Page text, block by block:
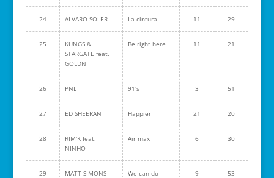
24 ALVARO SOLER La cintura 11 29
25
KUNGS &
STARGATE feat.
GOLDN
Be right here 11 21
26 PNL 91's 3 51
27 ED SHEERAN Happier 21 20
28
RIM'K feat.
NINHO
Air max 6 30
29 MATT SIMONS
We can do
9 53